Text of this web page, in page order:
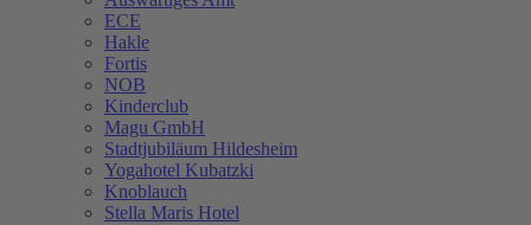
ECE
Hakle
Fortis
NOB
Kinderclub
Magu GmbH
Stadtjubiläum Hildesheim
Yogahotel Kubatzki
Knoblauch
Stella Maris Hotel